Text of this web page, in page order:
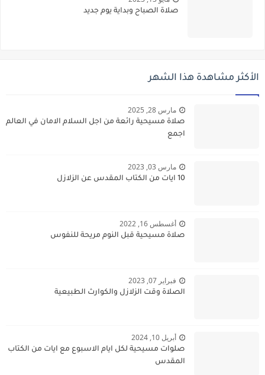
صلاة الصباح وبداية يوم جديد
الأكثر مشاهدة هذا الشهر
مارس 28, 2025
صلاة مسيحية رائعة من اجل السلام الامان في العالم
اجمع
مارس 03, 2023
10 ايات من الكتاب المقدس عن الزلازل
أغسطس 16, 2022
صلاة مسيحية قبل النوم مريحة للنفوس
فبراير 07, 2023
الصلاة وقت الزلازل والكوارث الطبيعية
أبريل 10, 2024
صلوات مسيحية لكل ايام الاسبوع مع ايات من الكتاب
المقدس